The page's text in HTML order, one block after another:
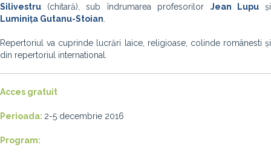
Silivestru (chitară), sub îndrumarea profesorilor Jean Lupuși
Luminița Gutanu-Stoian
Repertoriul va cuprinde lucrări laice, religioase, colinde românesti și
din repertoriul international.
Acces gratuit
Perioada: 2-5 decembrie 2016
Program: